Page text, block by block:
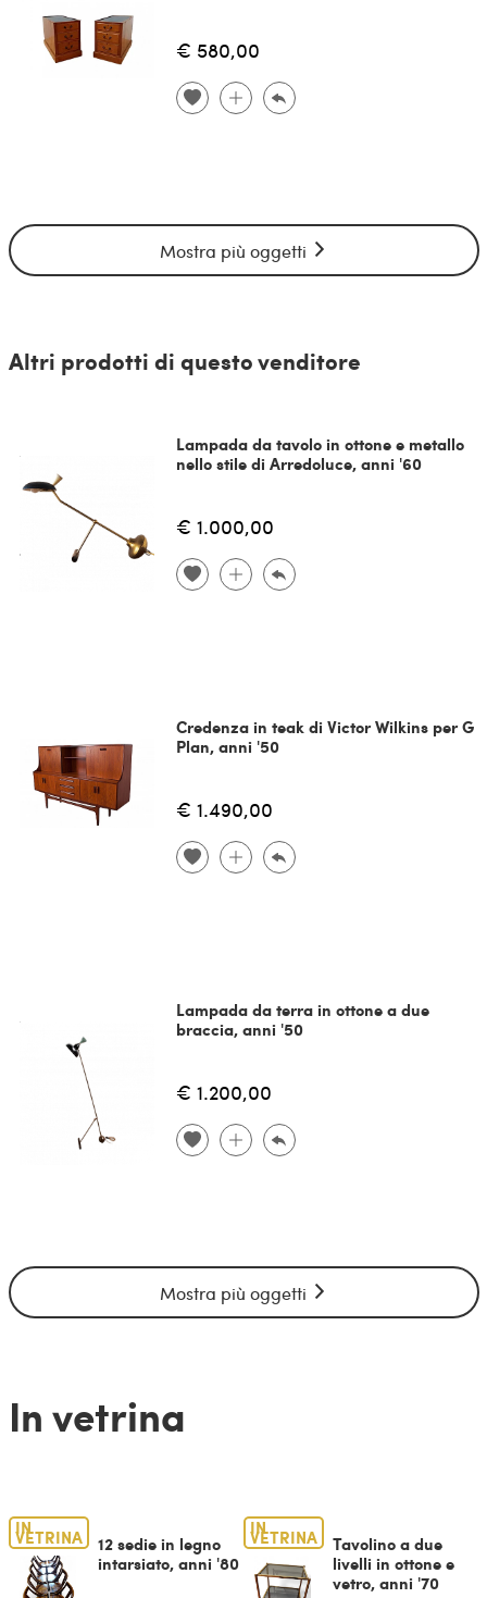
€ 580,00
Mostra più oggetti
Altri prodotti di questo venditore
Lampada da tavolo in ottone e metallo
nello stile di Arredoluce, anni '60
€ 1.000,00
Credenza in teak di Victor Wilkins per G
Plan, anni '50
€ 1.490,00
Lampada da terra in ottone a due
braccia, anni '50
€ 1.200,00
Mostra più oggetti
In vetrina
IN
VETRINA
12 sedie in legno
intarsiato, anni '80
IN
VETRINA
Tavolino a due
livelli in ottone e
vetro, anni '70